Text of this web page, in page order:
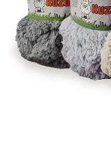
Doprava a platby